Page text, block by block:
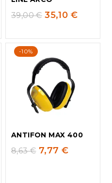
39,00€ 35,10 €
-10%
ANTIFON MAX 400
8,63€ 7,77 €